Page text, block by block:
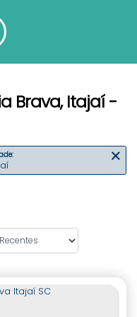
Brava, Itajaí -
Cidade: